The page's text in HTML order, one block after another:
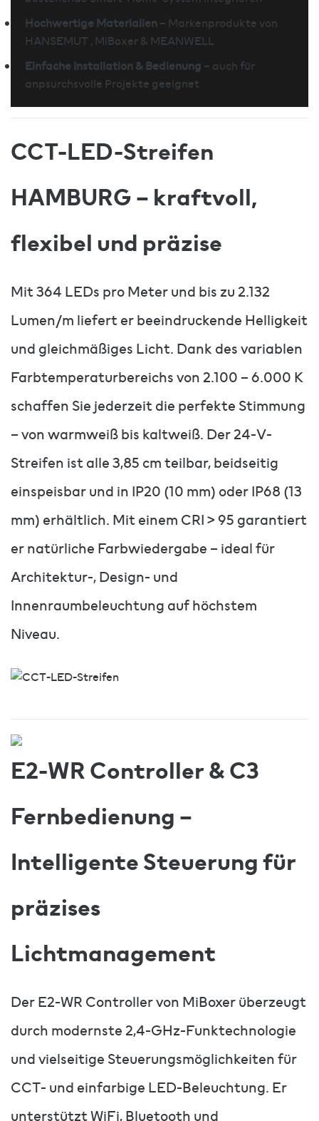
Hochwertige Materialien– Markenprodukte von
HANSEMUT , MiBoxer & MEANWELL
Einfache Installation & Bedienung – auch für
anpsurchsvolle Projekte geeignet
CCT-LED-Streifen
HAMBURG – kraftvoll,
flexibel und präzise
Mit 364 LEDs pro Meter und bis zu 2.132
Lumen/m liefert er beeindruckende Helligkeit
und gleichmäßiges Licht. Dank des variablen
Farbtemperaturbereichs von 2.100 – 6.000 K
schaffen Sie jederzeit die perfekte Stimmung
– von warmweiß bis kaltweiß. Der 24-V-
Streifen ist alle 3,85 cm teilbar, beidseitig
einspeisbar und in IP20 (10 mm) oder IP68 (13
mm) erhältlich. Mit einem CRI > 95 garantiert
er natürliche Farbwiedergabe – ideal für
Architektur-, Design- und
Innenraumbeleuchtung auf höchstem
Niveau.
E2-WR Controller & C3
Fernbedienung –
Intelligente Steuerung für
präzises
Lichtmanagement
Der E2-WR Controller von MiBoxer überzeugt
durch modernste 2,4-GHz-Funktechnologie
und vielseitige Steuerungsmöglichkeiten für
CCT- und einfarbige LED-Beleuchtung. Er
unterstützt WiFi, Bluetooth und